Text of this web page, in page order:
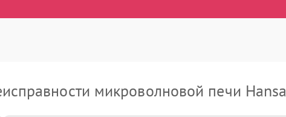
микроволновой печи Hansa